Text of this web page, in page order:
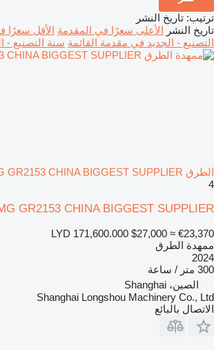
ترتيب: تاريخ النشر
تاريخ النشر الأعلى سعرًا في المقدمة الأقل سعرًا
التصنيع - الجديد في مقدمة القائمة سنة التصنيع -
الطرق XCMG GR2153 CHINA BIGGEST SUPPLIER
4
GR2153 CHINA BIGGEST SUPPLIER
LYD 171,600.000 $27,000 ≈ €23,370
ممهدة الطرق
2024
300 متر / ساعة
الصين، Shanghai
Shanghai Longshou Machinery Co., Ltd
الاتصال بالبائع